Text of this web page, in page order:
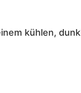
kühlen,